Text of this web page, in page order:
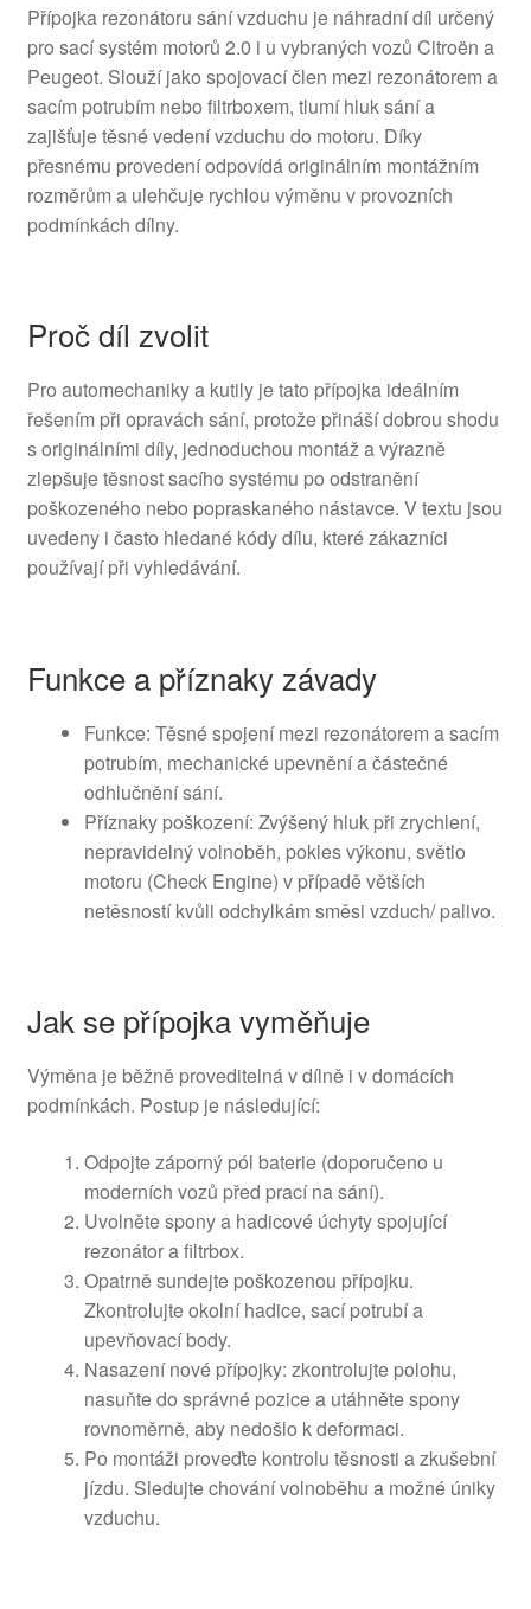
Přípojka rezonátoru sání vzduchu je náhradní díl určený
pro sací systém motorů 2.0 i u vybraných vozů Citroën a
Peugeot. Slouží jako spojovací člen mezi rezonátorem a
sacím potrubím nebo filtrboxem, tlumí hluk sání a
zajišťuje těsné vedení vzduchu do motoru. Díky
přesnému provedení odpovídá originálním montážním
rozměrům a ulehčuje rychlou výměnu v provozních
podmínkách dílny.
Proč díl zvolit
Pro automechaniky a kutily je tato přípojka ideálním
řešením při opravách sání, protože přináší dobrou shodu
s originálními díly, jednoduchou montáž a výrazně
zlepšuje těsnost sacího systému po odstranění
poškozeného nebo popraskaného nástavce. V textu jsou
uvedeny i často hledané kódy dílu, které zákazníci
používají při vyhledávání.
Funkce a příznaky závady
Funkce: Těsné spojení mezi rezonátorem a sacím
potrubím, mechanické upevnění a částečné
odhlučnění sání.
Příznaky poškození: Zvýšený hluk při zrychlení,
nepravidelný volnoběh, pokles výkonu, světlo
motoru (Check Engine) v případě větších
netěsností kvůli odchylkám směsi vzduch/ palivo.
Jak se přípojka vyměňuje
Výměna je běžně proveditelná v dílně i v domácích
podmínkách. Postup je následující:
Odpojte záporný pól baterie (doporučeno u
moderních vozů před prací na sání).
Uvolněte spony a hadicové úchyty spojující
rezonátor a filtrbox.
Opatrně sundejte poškozenou přípojku.
Zkontrolujte okolní hadice, sací potrubí a
upevňovací body.
Nasazení nové přípojky: zkontrolujte polohu,
nasuňte do správné pozice a utáhněte spony
rovnoměrně, aby nedošlo k deformaci.
Po montáži proveďte kontrolu těsnosti a zkušební
jízdu. Sledujte chování volnoběhu a možné úniky
vzduchu.